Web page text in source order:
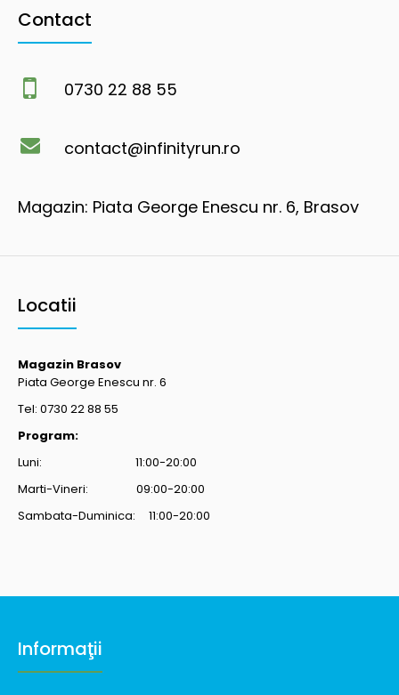
Contact
0730 22 88 55
contact@infinityrun.ro
Magazin: Piata George Enescu nr. 6, Brasov
Locatii
Magazin Brasov
Piata George Enescu nr. 6
Tel: 0730 22 88 55
Program:
Luni: 11:00-20:00
Marti-Vineri: 09:00-20:00
Sambata-Duminica: 11:00-20:00
Informaţii